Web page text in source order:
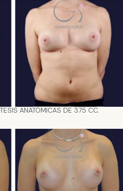
ANATÓMICAS DE 375 CC.